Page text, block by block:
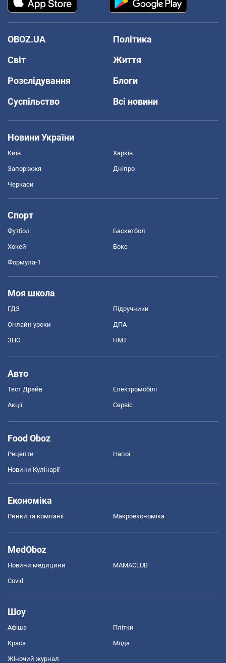
OBOZ.UA
Політика
Світ
Життя
Розслідування
Блоги
Суспільство
Всі новини
Новини України
Київ Харків
Запоріжжя Дніпро
Черкаси
Спорт
Футбол Баскетбол
Хокей Бокс
Формула-1
Моя школа
ГДЗ Підручники
Онлайн уроки ДПА
ЗНО НМТ
Авто
Тест Драйв Електромобілі
Акції Сервіс
Food Oboz
Рецепти Напої
Новини Кулінарії
Економіка
Ринки та компанії Макроекономіка
MedOboz
Новини медицини MAMACLUB
Covid
Шоу
Афіша Плітки
Краса Мода
Жіночий журнал